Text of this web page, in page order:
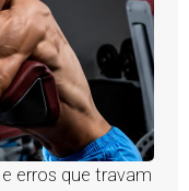
erros que travam